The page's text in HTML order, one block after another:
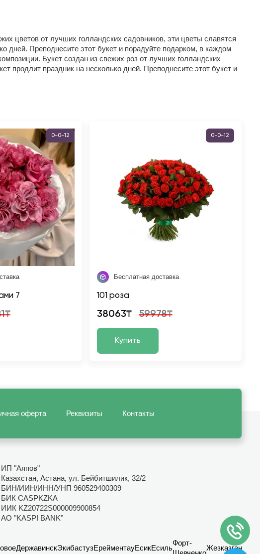
цветов от лучших голландских садовников, эти цветы славятся
дней. Преподнесите этот букет и порадуйте подарком, в каждом
Букет создан из свежих роз от лучших голландских
продлит праздник на несколько дней. Преподнесите этот букет и
0-0-12
7
0-0-12
Бесплатная доставка
101 роза
38063₸ 59978₸
Купить
оферта Реквизиты Контакты
ИП "Аяпов"
Казахстан, Астана, ул. Бейбитшилик, 32/2
БИН/ИИН/ИНН/УНП 960529400309
БИК CASPKZKA
ИИК KZ20722S000009900854
АО "KASPI BANK"
ДержавинскЭкибастузЕрейментауЕсикЕсиль
Форт-
Жезказган